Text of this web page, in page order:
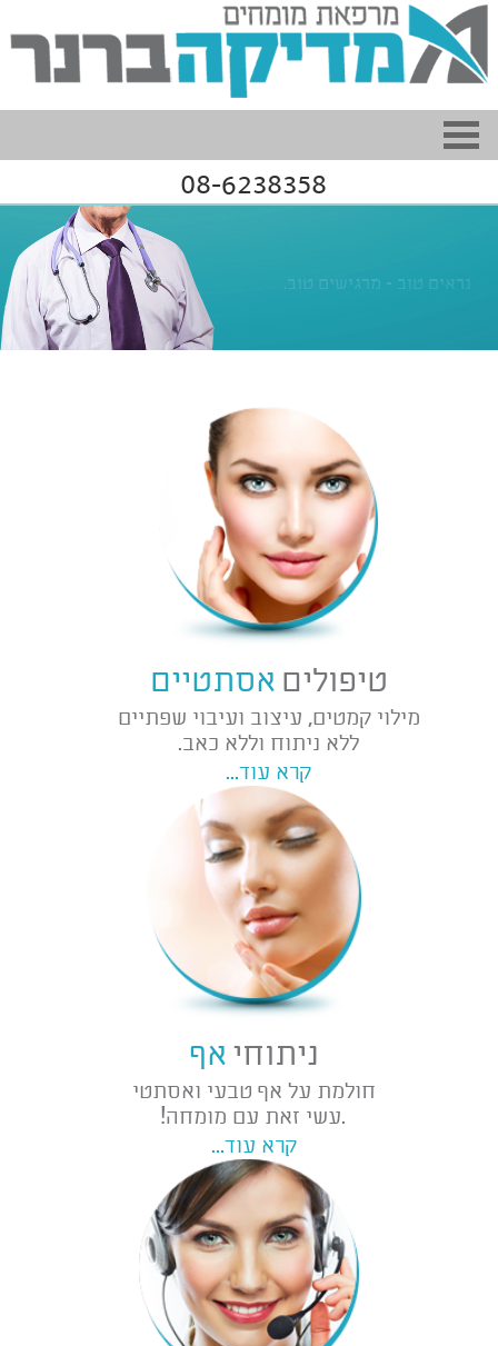
08-6238358
טיפולים אסתטיים
מילוי קמטים, עיצוב ועיבוי שפתיים
ללא ניתוח וללא כאב.
קרא עוד...
ניתוחיאף
חולמת על אף טבעי ואסתטי
.עשי זאת עם מומחה!
קרא עוד...